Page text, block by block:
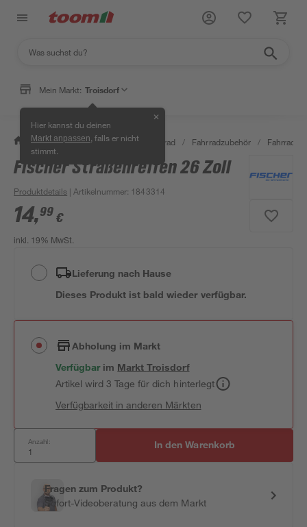
Mein Markt: Troisdorf
Hier kannst du deinen
Markt anpassen , falls er nicht
stimmt.
✕
/ Garten & Freizeit / Auto & Fahrrad / Fahrradzubehör /
Fischer Straßenreifen 26 Zoll
Produktdetails | Artikelnummer: 1843314
14,99 €
inkl. 19% MwSt.
Lieferung nach Hause
Dieses Produkt ist bald wieder verfügbar.
Abholung im Markt
Verfügbar im MarktTroisdorf
Artikel wird 3 Tage für dich hinterlegt
Verfügbarkeit in anderen Märkten
Anzahl: In den Warenkorb
Fragen zum Produkt?
Sofort-Videoberatung aus dem Markt